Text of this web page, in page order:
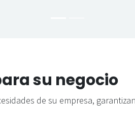
su negocio
de su empresa,